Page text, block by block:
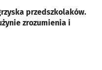
przedszkolaków.
zrozumienia i